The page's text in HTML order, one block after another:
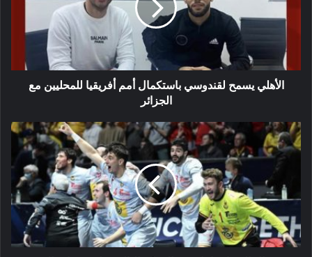
أفريقيا
الجزائر
الأهلي يسمح لقندوسي باستكمال أمم أفريقيا للمحليين مع
الجزائر
مونديال
اليد:
اسبانيا
المركز
الثالث
على
حساب
السويد